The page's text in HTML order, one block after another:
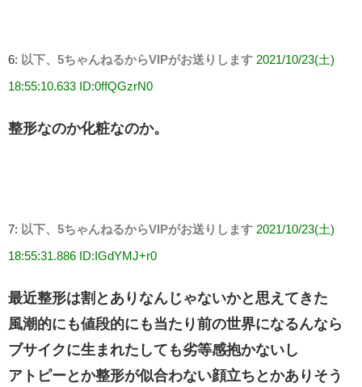
6: 以下、5ちゃんねるからVIPがお送りします 2021/10/23(土)
18:55:10.633 ID:0ffQGzrN0
整形なのか化粧なのか。
7: 以下、5ちゃんねるからVIPがお送りします 2021/10/23(土)
18:55:31.886 ID:IGdYMJ+r0
最近整形は割とありなんじゃないかと思えてきた
風潮的にも値段的にも当たり前の世界になるんなら
ブサイクに生まれたしても劣等感抱かないし
アトピーとか整形が似合わない顔立ちとかありそう